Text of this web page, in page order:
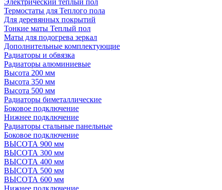
Термостаты для Теплого пола
Для деревянных покрытий
Тонкие маты Теплый пол
Маты для подогрева зеркал
Дополнительные комплектующие
Радиаторы и обвязка
Радиаторы алюминиевые
Высота 200 мм
Высота 350 мм
Высота 500 мм
Радиаторы биметаллические
Боковое подключение
Нижнее подключение
Радиаторы стальные панельные
Боковое подключение
ВЫСОТА 900 мм
ВЫСОТА 300 мм
ВЫСОТА 400 мм
ВЫСОТА 500 мм
ВЫСОТА 600 мм
Нижнее подключение